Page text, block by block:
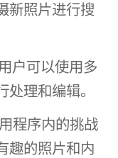
新照片进行搜
户可以使用多
理和编辑。
程序内的挑战
趣的照片和内